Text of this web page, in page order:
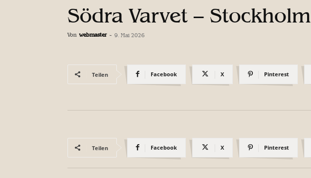
Södra Varvet – Stockholm
Von webmaster - 9. Mai 2026
Teilen Facebook X Pinterest
Teilen Facebook X Pinterest